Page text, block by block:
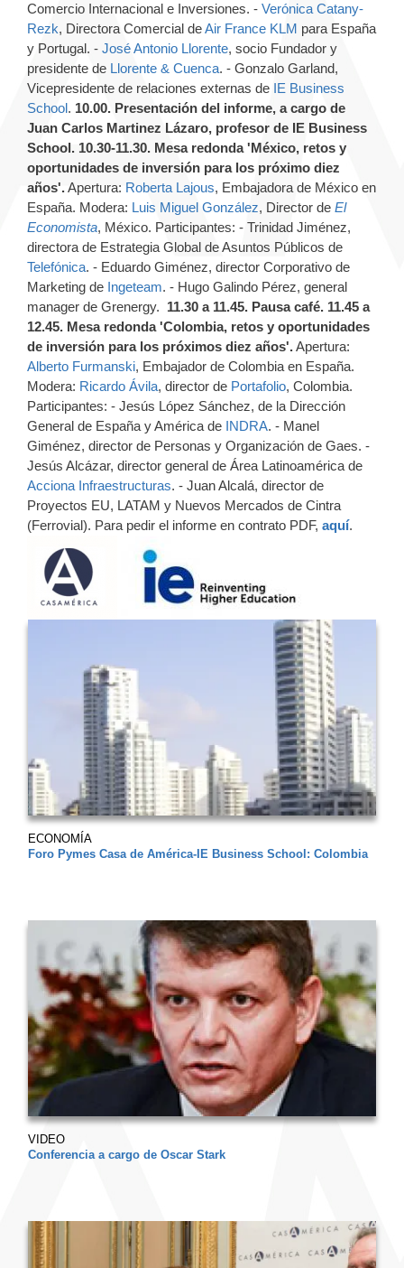
Comercio Internacional e Inversiones. - Verónica Catany-
Rezk, Directora Comercial deAir France KLM para España
y Portugal. - José Antonio Llorente, socio Fundador y
presidente de Llorente & Cuenca. - Gonzalo Garland,
Vicepresidente de relaciones externas de IE Business
School. 10.00. Presentación del informe, a cargo de
Juan Carlos Martinez Lázaro, profesor de IE Business
School. 10.30-11.30. Mesa redonda 'México, retos y
oportunidades de inversión para los próximo diez
años'.Apertura: Roberta Lajous, Embajadora de México en
España. Modera: Luis Miguel González, Director de El
Economista, México. Participantes: - Trinidad Jiménez,
directora de Estrategia Global de Asuntos Públicos de
Telefónica. - Eduardo Giménez, director Corporativo de
Marketing de Ingeteam. - Hugo Galindo Pérez, general
manager de Grenergy. 11.30 a 11.45. Pausa café. 11.45 a
12.45. Mesa redonda 'Colombia, retos y oportunidades
de inversión para los próximos diez años'.Apertura:
Alberto Furmanski, Embajador de Colombia en España.
Modera: Ricardo Ávila, director de Portafolio, Colombia.
Participantes: - Jesús López Sánchez, de la Dirección
General de España y América de INDRA. - Manel
Giménez, director de Personas y Organización de Gaes. -
Jesús Alcázar, director general de Área Latinoamérica de
Acciona Infraestructuras. - Juan Alcalá, director de
Proyectos EU, LATAM y Nuevos Mercados de Cintra
(Ferrovial). Para pedir el informe en contrato PDF, aquí.
ECONOMÍA
Foro Pymes Casa de América-IE Business School: Colombia
VIDEO
Conferencia a cargo de Oscar Stark